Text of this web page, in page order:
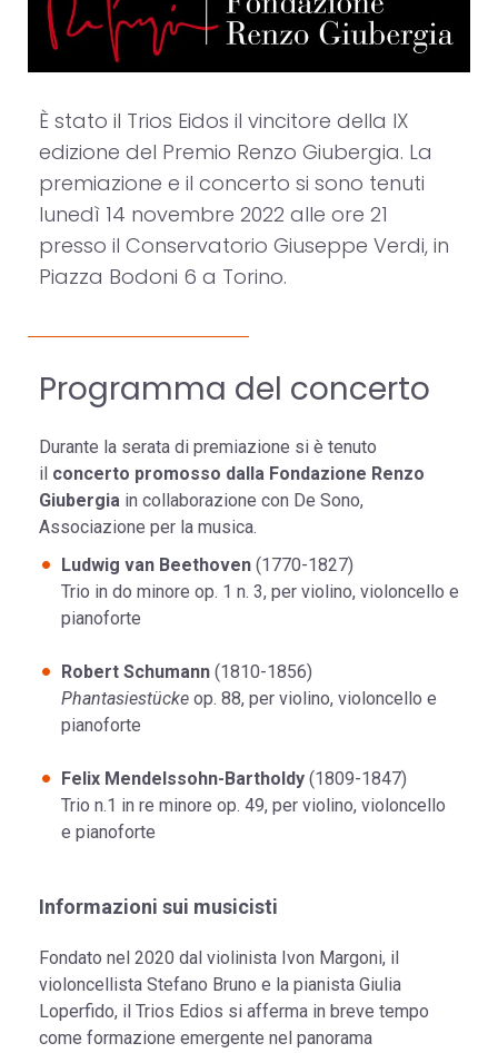
È stato il Trios Eidos il vincitore della IX
edizione del Premio Renzo Giubergia. La
premiazione e il concerto si sono tenuti
lunedì 14 novembre 2022 alle ore 21
presso il Conservatorio Giuseppe Verdi, in
Piazza Bodoni 6 a Torino.
Programma del concerto
Durante la serata di premiazione si è tenuto
il concerto promosso dalla Fondazione Renzo
Giubergia in collaborazione con De Sono,
Associazione per la musica.
Ludwig van Beethoven (1770-1827)
Trio in do minore op. 1 n. 3, per violino, violoncello e
pianoforte
Robert Schumann (1810-1856)
Phantasiestücke op. 88, per violino, violoncello e
pianoforte
Felix Mendelssohn-Bartholdy (1809-1847)
Trio n.1 in re minore op. 49, per violino, violoncello
e pianoforte
Informazioni sui musicisti
Fondato nel 2020 dal violinista Ivon Margoni, il
violoncellista Stefano Bruno e la pianista Giulia
Loperfido, il Trios Edios si afferma in breve tempo
come formazione emergente nel panorama